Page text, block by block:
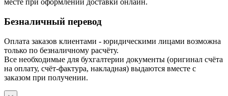
месте при оформлении доставки онлайн.
Безналичный перевод
Оплата заказов клиентами - юридическими лицами возможна
только по безналичному расчёту.
Все необходимые для бухгалтерии документы (оригинал счёта
на оплату, счёт-фактура, накладная) выдаются вместе с
заказом при получении.